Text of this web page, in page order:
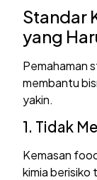
Standar
yang
Pemahaman
membantu
yakin.
1. Tidak
Kemasan
kimia berisiko